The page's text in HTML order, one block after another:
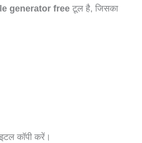
generator freeटूल है, जिसका
कॉपी करें।